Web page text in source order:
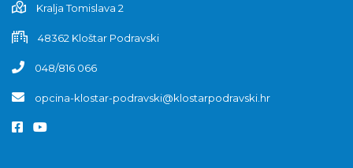
Kralja Tomislava 2
48362 Kloštar Podravski
048/816 066
opcina-klostar-podravski@klostarpodravski.hr